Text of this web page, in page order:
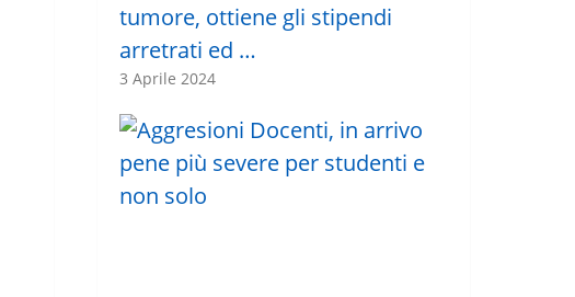
tumore, ottiene gli stipendi
arretrati ed …
3 Aprile 2024